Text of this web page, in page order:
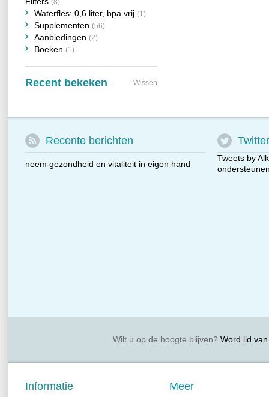
(8)
Waterfles: 0,6 liter, bpa vrij (1)
Supplementen (56)
Aanbiedingen (2)
Boeken (1)
Recent bekeken Wissen
Recente berichten
neem gezondheid en vitaliteit in eigen hand
Twitter
Tweets by
Wilt u op de hoogte blijven?Word lid van
Informatie Meer